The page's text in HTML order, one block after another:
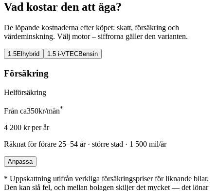
Vad kostar den att äga?
De löpande kostnaderna efter köpet: skatt, försäkring och
värdeminskning. Välj motor – siffrorna gäller den varianten.
1.5Elhybrid 1.5 i-VTECBensin
Försäkring
Helförsäkring
Från ca350kr/mån*
4 200 kr per år
Räknat för förare 25–54 år · större stad · 1 500 mil/år
Anpassa
* Uppskattning utifrån verkliga försäkringspriser för liknande bilar.
Den kan slå fel, och mellan bolagen skiljer det mycket — det lönar